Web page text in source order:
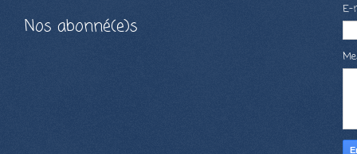
Nos abonné(e)s